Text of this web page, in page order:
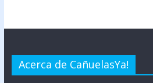
Acerca de CañuelasYa!